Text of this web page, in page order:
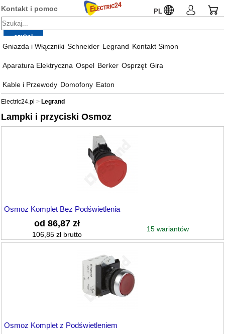
Kontakt i pomoc PL
Gniazda i Włączniki Schneider Legrand Kontakt Simon
Aparatura Elektryczna Ospel Berker Osprzęt Gira
Kable i Przewody Domofony Eaton
Electric24.pl Legrand
Lampki i przyciski Osmoz
Osmoz Komplet Bez Podświetlenia
od 86,87 zł
106,85 zł brutto
15 wariantów
Osmoz Komplet z Podświetleniem